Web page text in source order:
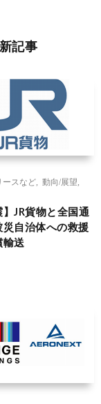
記事
ースなど
動向/展望
】JR貨物と全国通
自治体への救援
輸送